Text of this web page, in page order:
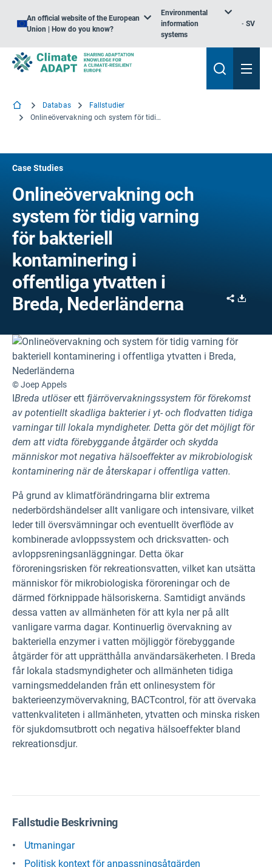
An official website of the European
Union | How do you know?
Environmental
information
systems
SV
Databas
Fallstudier
Onlineövervakning och system för tidig varning för bakteriell kontaminering i offentliga ytvatten i Breda, Nederländerna
Case Studies
Onlineövervakning och
system för tidig varning
för bakteriell
kontaminering i
offentliga ytvatten i
Breda, Nederländerna
Share
© Joep Appels
IBreda utlöserett fjärrövervakningssystem för förekomst
av potentiellt skadliga bakterier i yt- och flodvatten tidiga
varningar till lokala myndigheter. Detta gör det möjligt för
dem att vidta förebyggande åtgärder och skydda
människor mot negativa hälsoeffekter av mikrobiologisk
kontaminering när de återskapar i offentliga vatten.
På grund av klimatförändringarna blir extrema
nederbördshändelser allt vanligare och intensivare, vilket
leder till översvämningar och eventuellt överflöde av
kombinerade avloppssystem och dricksvatten- och
avloppsreningsanläggningar. Detta ökar
föroreningsrisken för rekreationsvatten, vilket kan utsätta
människor för mikrobiologiska föroreningar och de
därmed förknippade hälsoriskerna. Samtidigt används
dessa vatten av allmänheten för att kyla ner på allt
vanligare varma dagar. Kontinuerlig övervakning av
bakteriella enzymer i vatten möjliggör förebyggande
åtgärder för att upprätthålla användarsäkerheten. I Breda
får lokala stadsmyndigheter och allmänheten tidiga
varningsmeddelanden från ett onlinesystem för
bakterieenzymövervakning, BACTcontrol, för att övervaka
vattenkvaliteten i allmänheten, ytvatten och minska risken
för sjukdomsutbrott och negativa hälsoeffekter bland
rekreationsdjur.
Fallstudie Beskrivning
Utmaningar
Politisk kontext för anpassningsåtgärden